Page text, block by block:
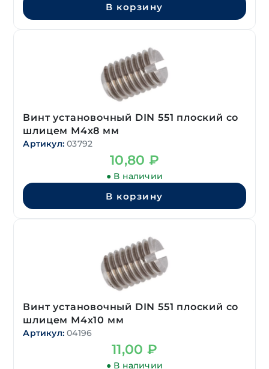
В корзину
Винт установочный DIN 551 плоский со
шлицем М4х8 мм
Артикул: 03792
10,80 ₽
● В наличии
В корзину
Винт установочный DIN 551 плоский со
шлицем М4х10 мм
Артикул: 04196
11,00 ₽
● В наличии